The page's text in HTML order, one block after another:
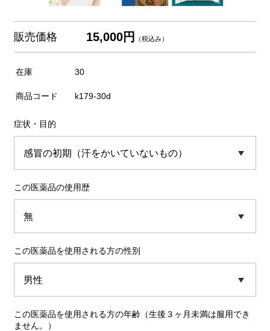
販売価格 15,000円 （税込み）
在庫 30
商品コード k179-30d
症状・目的
この医薬品の使用歴
この医薬品を使用される方の性別
この医薬品を使用される方の年齢（生後３ヶ月未満は服用でき
ません。）